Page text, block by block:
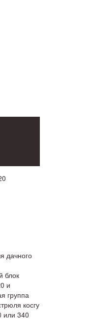
дачного
блок
и
группа
косгу
или 340